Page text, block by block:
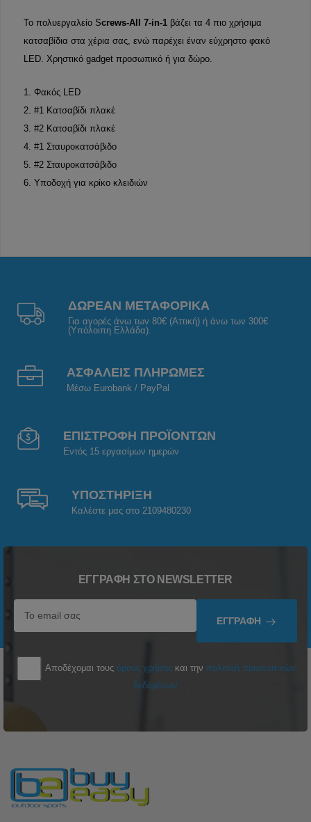
Το πολυεργαλείο Screws-All 7-in-1 βάζει τα 4 πιο χρήσιμα
κατσαβίδια στα χέρια σας, ενώ παρέχει έναν εύχρηστο φακό
LED. Χρηστικό gadget προσωπικό ή για δώρο.
1. Φακός LED
2. #1 Κατσαβίδι πλακέ
3. #2 Κατσαβίδι πλακέ
4. #1 Σταυροκατσάβιδο
5. #2 Σταυροκατσάβιδο
6. Υποδοχή για κρίκο κλειδιών
ΔΩΡΕΑΝ ΜΕΤΑΦΟΡΙΚΑ
Για αγορές άνω των 80€ (Αττική) ή άνω των 300€
(Υπόλοιπη Ελλάδα).
ΑΣΦΑΛΕΙΣ ΠΛΗΡΩΜΕΣ
Μέσω Eurobank / PayPal
ΕΠΙΣΤΡΟΦΗ ΠΡΟΪΟΝΤΩΝ
Εντός 15 εργασίμων ημερών
ΥΠΟΣΤΗΡΙΞΗ
Καλέστε μας στο 2109480230
ΕΓΓΡΑΦΉ ΣΤΟ NEWSLETTER
ΕΓΓΡΑΦΉ
Αποδέχομαι τους όρους χρήσης και την πολιτική προσωπικών
δεδομένων